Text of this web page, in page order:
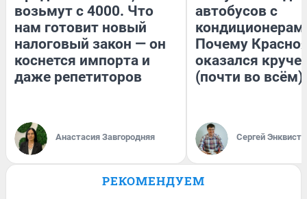
возьмут с 4000. Что
нам готовит новый
налоговый закон — он
коснется импорта и
даже репетиторов
Анастасия Завгородняя
автобусов с
Почему
оказался
(почти во всём)
Сергей Энквист
РЕКОМЕНДУЕМ